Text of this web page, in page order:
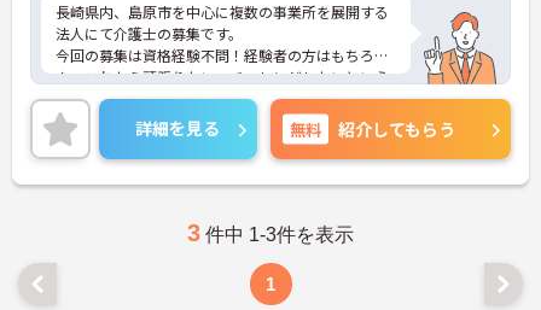
長崎県内、島原市を中心に複数の事業所を展開する
法人にて介護士の募集です。
今回の募集は資格経験不問！経験者の方はもちろ
ん、これから頑張りたい、チャレンジしたいという
方にもオススメの求人です。
資格取得支援制度も整っているので、どんどんスキ
ルアップできる環境ですよ♪
残業はほとんど無いのでメリハリをつけた勤務が可
能です◎
のストレスが少ないのも嬉しいポイント！
ご興味ある方には、面接対策ポイントなど、さらに
詳細をお話しいたしますのでお気軽にご相談くださ
詳細を見る 無料 紹介してもらう
3 件中 1-3件を表示
1